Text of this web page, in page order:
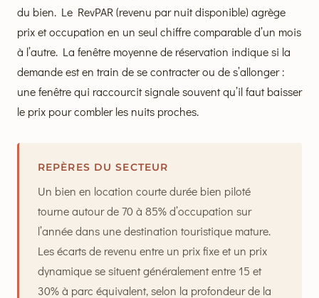
du bien. Le RevPAR (revenu par nuit disponible) agrège
prix et occupation en un seul chiffre comparable d’un mois
à l’autre. La fenêtre moyenne de réservation indique si la
demande est en train de se contracter ou de s’allonger :
une fenêtre qui raccourcit signale souvent qu’il faut baisser
le prix pour combler les nuits proches.
REPÈRES DU SECTEUR
Un bien en location courte durée bien piloté
tourne autour de 70 à 85% d’occupation sur
l’année dans une destination touristique mature.
Les écarts de revenu entre un prix fixe et un prix
dynamique se situent généralement entre 15 et
30% à parc équivalent, selon la profondeur de la